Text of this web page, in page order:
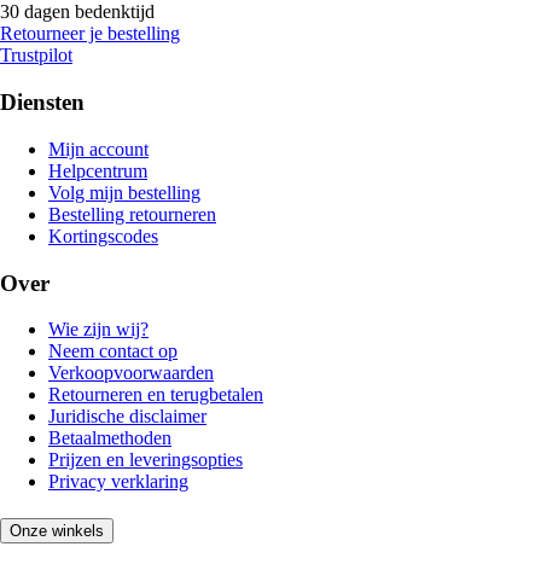
30 dagen bedenktijd
Retourneer je bestelling
Trustpilot
Diensten
Mijn account
Helpcentrum
Volg mijn bestelling
Bestelling retourneren
Kortingscodes
Over
Wie zijn wij?
Neem contact op
Verkoopvoorwaarden
Retourneren en terugbetalen
Juridische disclaimer
Betaalmethoden
Prijzen en leveringsopties
Privacy verklaring
Onze winkels